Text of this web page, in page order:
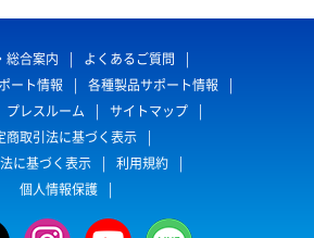
総合案内
よくあるご質問
ート情報
各種製品サポート情報
プレスルーム
サイトマップ
商取引法に基づく表示
に基づく表示
利用規約
個人情報保護